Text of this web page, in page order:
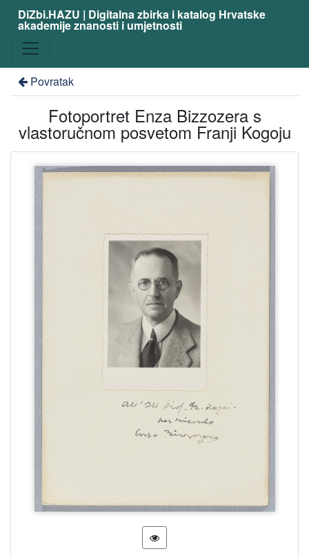
DiZbi.HAZU | Digitalna zbirka i katalog Hrvatske
akademije znanosti i umjetnosti
Povratak
Fotoportret Enza Bizzozera s
vlastoručnom posvetom Franji Kogoju